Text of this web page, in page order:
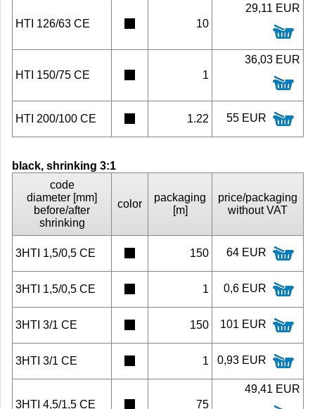
HTI 126/63 CE 10
29,11 EUR
HTI 150/75 CE 1
36,03 EUR
HTI 200/100 CE 1.22 55 EUR
black, shrinking 3:1
code
diameter [mm]
before/after
shrinking
color
packaging
[m]
price/packaging
without VAT
3HTI 1,5/0,5 CE 150 64 EUR
3HTI 1,5/0,5 CE 1 0,6 EUR
3HTI 3/1 CE 150 101 EUR
3HTI 3/1 CE 1 0,93 EUR
3HTI 4,5/1,5 CE 75
49,41 EUR